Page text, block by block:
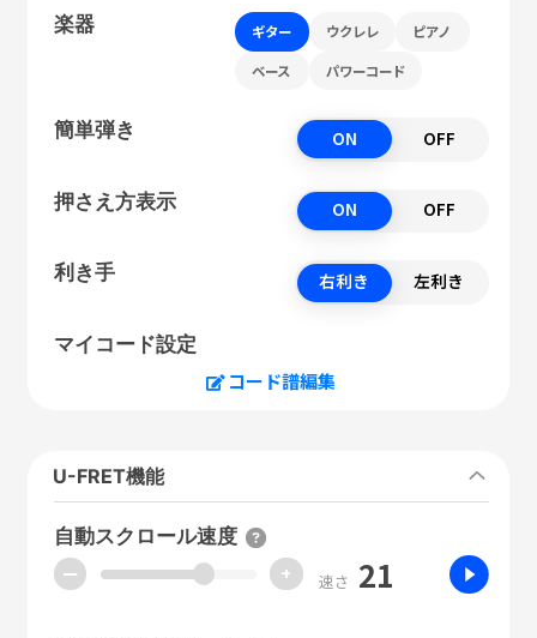
楽器 ギター ウクレレ ピアノ
ベース パワーコード
簡単弾き ON OFF
押さえ方表示 ON OFF
利き手 右利き 左利き
マイコード設定
コード譜編集
U-FRET機能
自動スクロール速度
ー + 速さ 21